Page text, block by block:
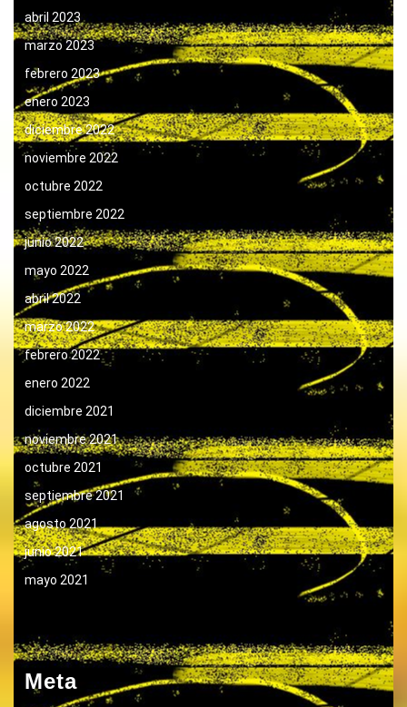
abril 2023
marzo 2023
febrero 2023
enero 2023
diciembre 2022
noviembre 2022
octubre 2022
septiembre 2022
junio 2022
mayo 2022
abril 2022
marzo 2022
febrero 2022
enero 2022
diciembre 2021
noviembre 2021
octubre 2021
septiembre 2021
agosto 2021
junio 2021
mayo 2021
Meta